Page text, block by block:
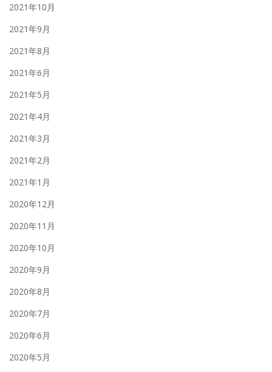
2021年10月
2021年9月
2021年8月
2021年6月
2021年5月
2021年4月
2021年3月
2021年2月
2021年1月
2020年12月
2020年11月
2020年10月
2020年9月
2020年8月
2020年7月
2020年6月
2020年5月